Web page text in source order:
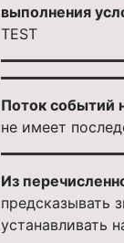
выполнения
TEST
Поток событий
не имеет
Из
предсказывать
устанавливать